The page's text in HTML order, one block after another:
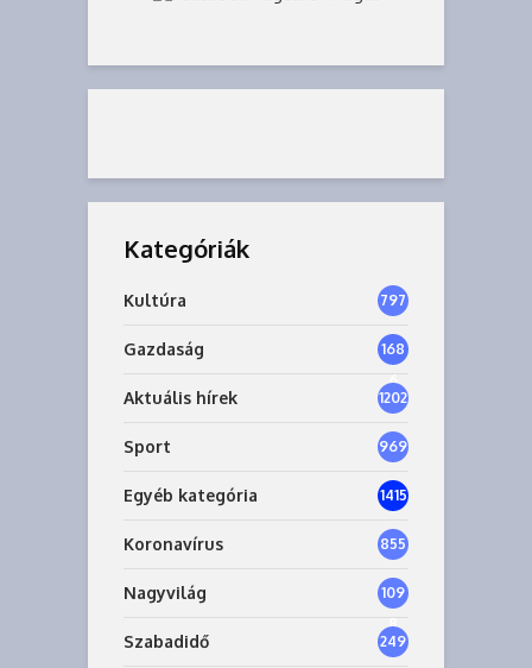
Kategóriák
Kultúra 797
Gazdaság
168
6
Aktuális hírek 1202
Sport 969
Egyéb kategória 1415
Koronavírus 855
Nagyvilág
109
8
Szabadidő 249